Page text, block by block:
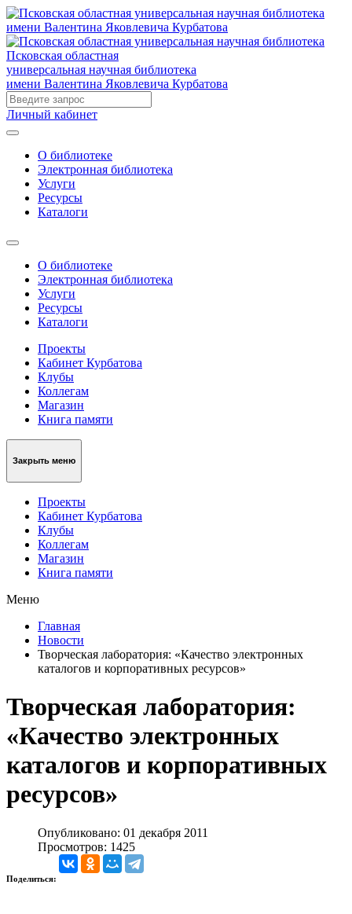
Псковская областная
универсальная научная библиотека
имени Валентина Яковлевича Курбатова
Личный кабинет
О библиотеке
Электронная библиотека
Услуги
Ресурсы
Каталоги
О библиотеке
Электронная библиотека
Услуги
Ресурсы
Каталоги
Проекты
Кабинет Курбатова
Клубы
Коллегам
Магазин
Книга памяти
Закрыть меню
Проекты
Кабинет Курбатова
Клубы
Коллегам
Магазин
Книга памяти
Меню
Главная
Новости
Творческая лаборатория: «Качество электронных
каталогов и корпоративных ресурсов»
Творческая лаборатория:
«Качество электронных
каталогов и корпоративных
ресурсов»
Опубликовано: 01 декабря 2011
Просмотров: 1425
Поделиться: